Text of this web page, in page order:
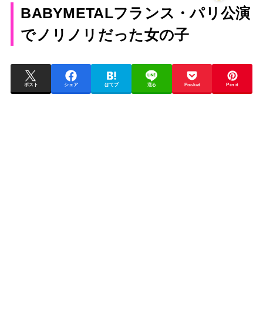
BABYMETALフランス・パリ公演
でノリノリだった女の子
ポスト シェア はてブ 送る Pocket Pin it